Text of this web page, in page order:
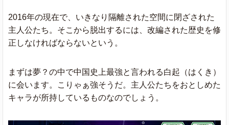
2016年の現在で、いきなり隔離された空間に閉ざされた
主人公たち。そこから脱出するには、改編された歴史を修
正しなければならないという。
まずは夢？の中で中国史上最強と言われる白起（はくき）
に会います。こりゃぁ強そうだ。主人公たちをおとしめた
キャラが所持しているものなのでしょう。